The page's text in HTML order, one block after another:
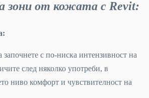
зони от кожата с Revit:
с по-ниска интензивност на
след няколко употреби, в
ниво комфорт и чувствителност на